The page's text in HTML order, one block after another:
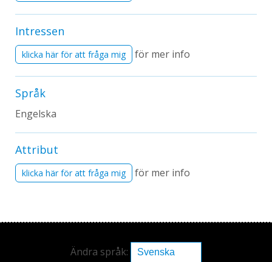
Intressen
klicka här för att fråga mig för mer info
Språk
Engelska
Attribut
klicka här för att fråga mig för mer info
Ändra språk: